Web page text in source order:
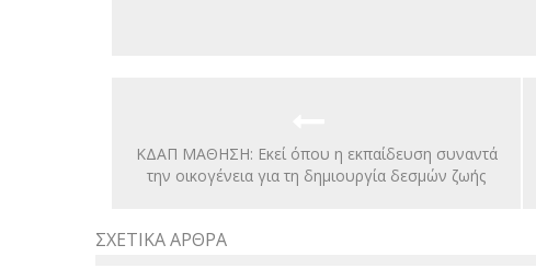
ΚΔΑΠ ΜΑΘΗΣΗ: Εκεί όπου η εκπαίδευση συναντά
την οικογένεια για τη δημιουργία δεσμών ζωής
ΣΧΕΤΙΚΆ ΆΡΘΡΑ